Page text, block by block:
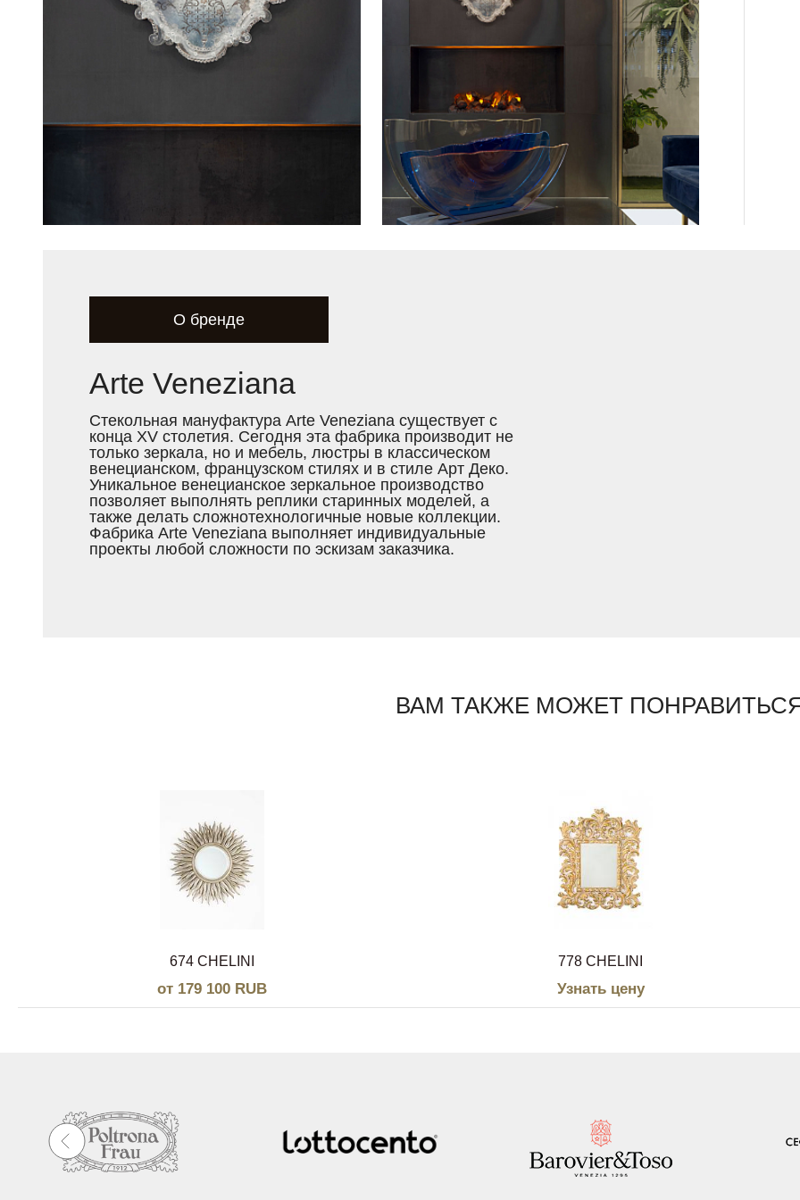
О бренде
Arte Veneziana
Стекольная мануфактура Arte Veneziana существует с
конца XV столетия. Сегодня эта фабрика производит не
только зеркала, но и мебель, люстры в классическом
венецианском, французском стилях и в стиле Арт Деко.
Уникальное венецианское зеркальное производство
позволяет выполнять реплики старинных моделей, а
также делать сложнотехнологичные новые коллекции.
Фабрика Arte Veneziana выполняет индивидуальные
проекты любой сложности по эскизам заказчика.
ВАМ ТАКЖЕ МОЖЕТ
674 CHELINI
от 179 100 RUB
778 CHELINI
Узнать цену